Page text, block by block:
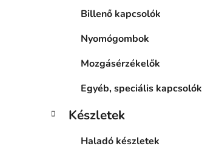
Billenő kapcsolók
Nyomógombok
Mozgásérzékelők
Egyéb, speciális kapcsolók
Készletek
Haladó készletek